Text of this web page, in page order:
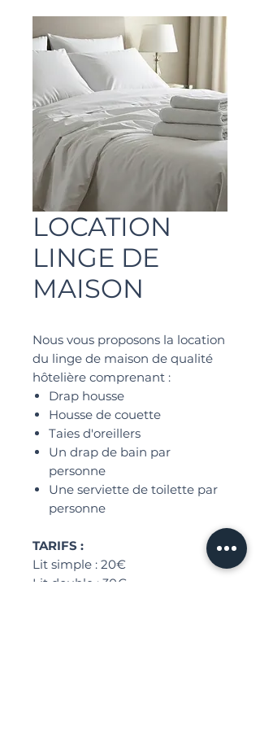
LOCATION
LINGE DE
MAISON
Nous vous proposons la location
du linge de maison de qualité
hôtelière comprenant :
Drap housse
Housse de couette
Taies d'oreillers
Un drap de bain par
personne
Une serviette de toilette par
personne
TARIFS :
Lit simple : 20€
Lit double : 30€